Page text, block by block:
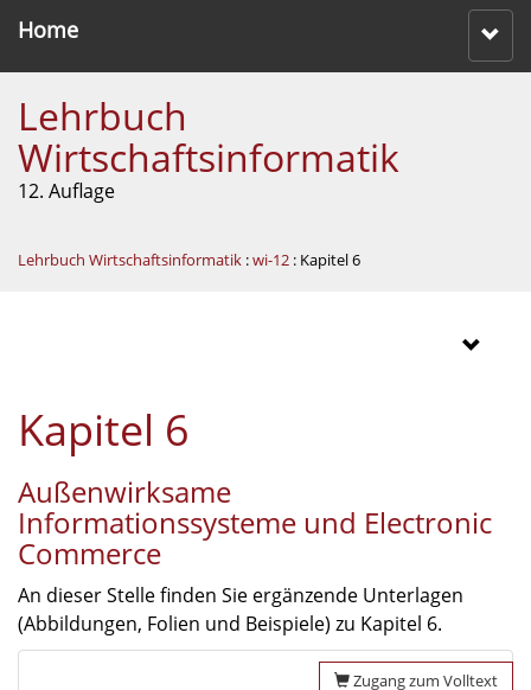
Home
Lehrbuch
Wirtschaftsinformatik
12. Auflage
Lehrbuch Wirtschaftsinformatik :wi-12 : Kapitel 6
Kapitel 6
Außenwirksame
Informationssysteme und Electronic
Commerce
An dieser Stelle finden Sie ergänzende Unterlagen
(Abbildungen, Folien und Beispiele) zu Kapitel 6.
Zugang zum Volltext